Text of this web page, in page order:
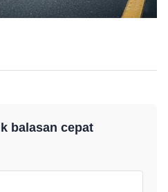
balasan cepat